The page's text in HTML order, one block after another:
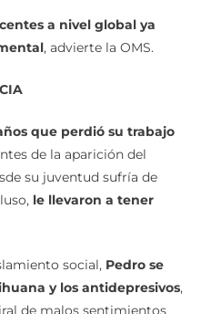
a nivel global ya
que perdió su trabajo
de la aparición del
su juventud sufría de
social,Pedro se